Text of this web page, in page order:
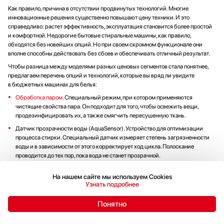
Как правило, причина в отсутствии продвинутых технологий. Многие
инновационные решения существенно повышают цену техники. И это
справедливо: растет эффективность, эксплуатация становится более простой
и комфортной. Недорогие бытовые стиральные машины, как правило,
обходятся без новейших опций. Но при своем скромном функционале они
вполне способны действовать без сбоев и обеспечивать отличный результат.
Чтобы разница между моделями разных ценовых сегментов стала понятнее,
предлагаем перечень опций и технологий, которые вы вряд ли увидите
в бюджетных машинах для белья:
Обработка паром. Специальный режим, при котором применяются
чистящие свойства пара. Он подходит для того, чтобы освежить вещи,
продезинфицировать их, а также смягчить пересушенную ткань.
Датчик прозрачности воды (AquaSensor). Устройство для оптимизации
процесса стирки. Специальный датчик измеряет степень загрязненности
воды и в зависимости от этого корректирует ход цикла. Полоскание
проводится до тех пор, пока вода не станет прозрачной.
данных о весе и загрязненности белья. Агрегат перед стартом
самостоятельно отмерит оптимальный объем моющих средств и подаст
в барабан.
Сушка. Прибор с данной функцией может действовать и как стиральная
На нашем сайте мы используем Cookies
Узнать подробнее
Понятно